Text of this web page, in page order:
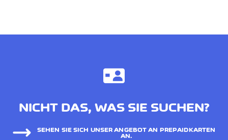
NICHT DAS, WAS SIE SUCHEN?
SEHEN SIE SICH UNSER ANGEBOT AN PREPAIDKARTEN
AN.